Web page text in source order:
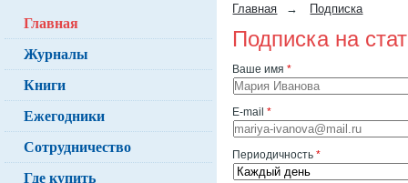
Главная → Подписка
Подписка на
Ваше имя*
E-mail*
Периодичность*
Главная
Журналы
Книги
Ежегодники
Сотрудничество
Где купить